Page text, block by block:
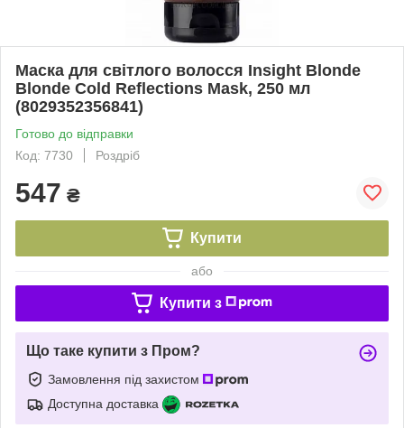
Маска для світлого волосся Insight Blonde
Blonde Cold Reflections Mask, 250 мл
(8029352356841)
Готово до відправки
Код: 7730
Роздріб
547 ₴
Купити
або
Купити з
Що таке купити з Пром?
Замовлення під захистом
Доступна доставка